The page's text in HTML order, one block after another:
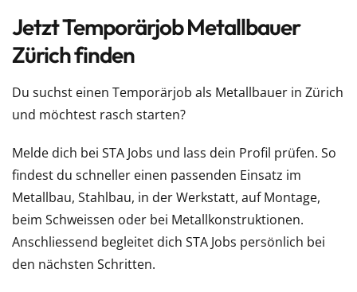
Jetzt Temporärjob Metallbauer
Zürich finden
Du suchst einen Temporärjob als Metallbauer in Zürich
und möchtest rasch starten?
Melde dich bei STA Jobs und lass dein Profil prüfen. So
findest du schneller einen passenden Einsatz im
Metallbau, Stahlbau, in der Werkstatt, auf Montage,
beim Schweissen oder bei Metallkonstruktionen.
Anschliessend begleitet dich STA Jobs persönlich bei
den nächsten Schritten.